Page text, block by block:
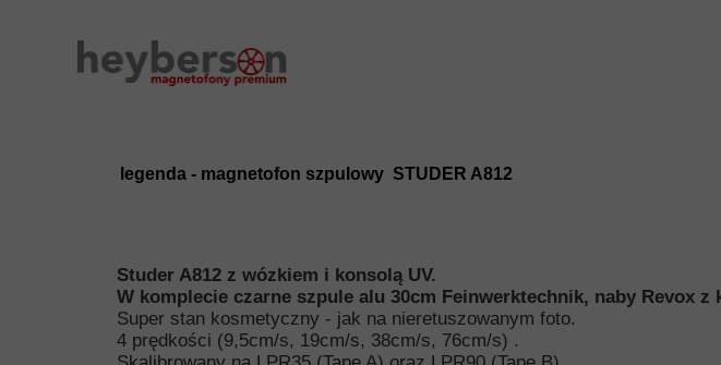
Studer A812 z wózkiem i konsolą UV.
W komplecie czarne szpule alu 30cm Feinwerktechnik, naby Revox z
Super stan kosmetyczny - jak na nieretuszowanym foto.
4 prędkości (9,5cm/s, 19cm/s, 38cm/s, 76cm/s) .
legenda - magnetofon szpulowy STUDER A812